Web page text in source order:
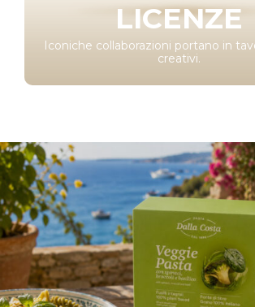
LICENZE
Iconiche collaborazioni portano in
creativi.